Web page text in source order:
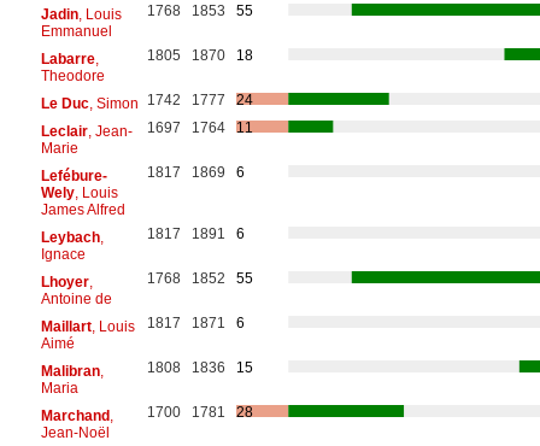
Jadin, Louis
Emmanuel
1768 1853 55
Labarre,
Theodore
1805 1870 18
Le Duc, Simon 1742 1777
24
Leclair, Jean-
Marie
1697 1764 11
Lefébure-
Wely, Louis
James Alfred
1817 1869 6
Leybach,
Ignace
1817 1891 6
Lhoyer,
Antoine de
1768 1852 55
Maillart, Louis
Aimé
1817 1871 6
Malibran,
Maria
1808 1836 15
Marchand,
Jean-Noël
1700 1781 28